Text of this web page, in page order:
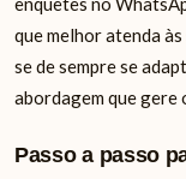
que melhor atenda
se de sempre se
abordagem que gere
Passo a passo